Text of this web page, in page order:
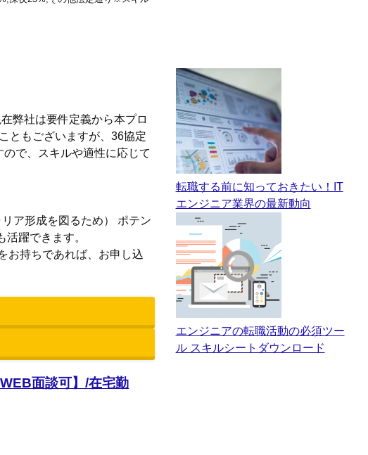
弊社は要件定義から本プロ
ともございますが、36協定
で、スキルや適性に応じて
ア形成を図るため） ポテン
躍できます。
お持ちであれば、お申し込
面談可】/在宅勤
転職する前に知っておきたい！IT
エンジニア業界の最新動向
エンジニアの転職活動の必須ツー
ル スキルシートダウンロード